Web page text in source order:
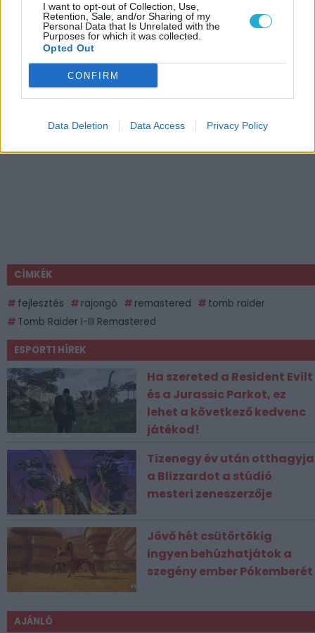
I want to opt-out of Collection, Use,
Retention, Sale, and/or Sharing of my
Personal Data that Is Unrelated with the
Purposes for which it was collected.
Opted Out
CONFIRM
Data Deletion Data Access Privacy Policy
CÍMKÉK
fejlesztés rajongó remastered
tomb raider
Tomb Raider I-III Remastered
ESPORT1 HÍREK
Ha szereted a Resident Evilt
és a Jurassic Parkot, ez
lehet a következő kedvenc
játékod!
Tizenegy év után otthagyja
a Blizzardot a stúdió
mesteri zeneszerzője
Jövő hét csütörtökig
ingyen behúzhatjátok a
szegény ember Pókemberét
AJÁNLÓ